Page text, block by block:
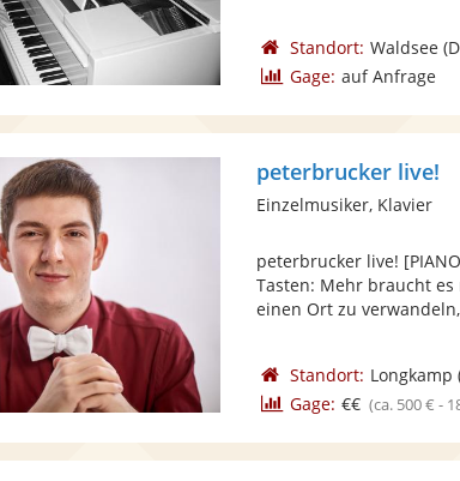
Standort: Waldsee
Gage: auf Anfrage
peterbrucker live!
Einzelmusiker, Klavier
peterbrucker live!
Tasten: Mehr braucht
einen Ort zu
Standort: Longkamp
Gage: €€ (ca. 500 € -